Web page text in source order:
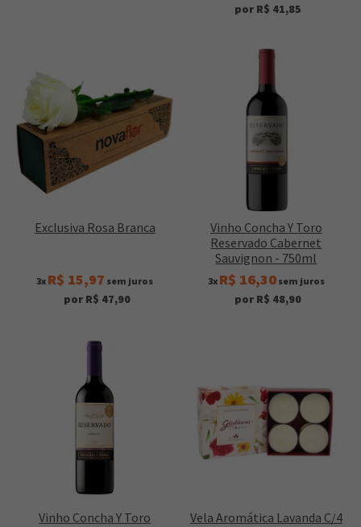
por R$ 41,85
Exclusiva Rosa Branca
3x R$ 15,97 sem juros
por R$ 47,90
Vinho Concha Y Toro
Reservado Cabernet
Sauvignon - 750ml
3x R$ 16,30sem juros
por R$ 48,90
Vinho Concha Y Toro
Vela Aromática Lavanda C/4